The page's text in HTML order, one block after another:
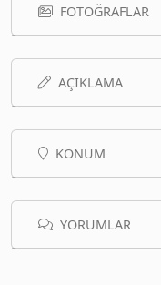
FOTOĞRAFLAR
AÇIKLAMA
KONUM
YORUMLAR